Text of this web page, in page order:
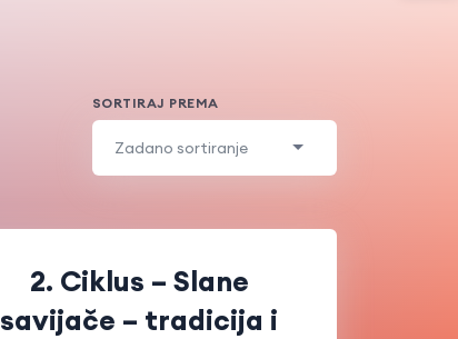
SORTIRAJ PREMA
Zadano sortiranje
2. Ciklus – Slane
savijače – tradicija i